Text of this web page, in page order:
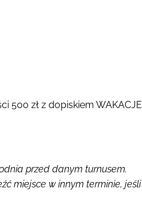
500 zł z dopiskiem WAKACJE
przed danym turnusem.
miejsce w innym terminie, jeśli